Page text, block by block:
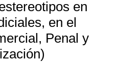
en
en el
Penal y